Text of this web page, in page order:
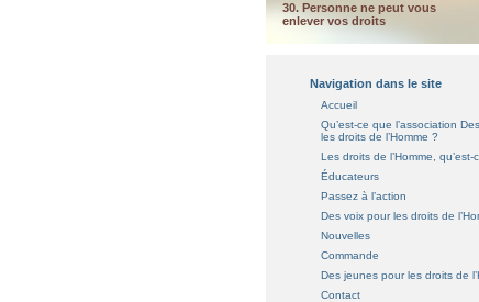
30. Personne ne peut vous
enlever vos droits
Navigation dans le site
Accueil
Qu’est-ce que l’association
les droits de l’Homme ?
Les droits de l’Homme, qu’est-
Éducateurs
Passez à l’action
Des voix pour les droits de
Nouvelles
Commande
Des jeunes pour les droits de
Contact